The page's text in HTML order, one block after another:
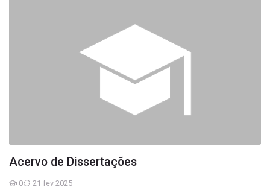
Acervo de Dissertações
0
Estudantes
21 fev 2025